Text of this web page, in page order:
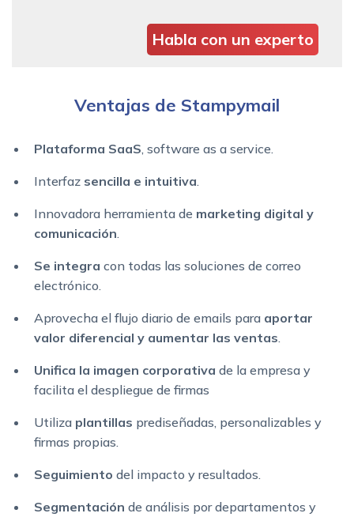
Habla con un experto
Ventajas de Stampymail
Plataforma SaaS , software as a service.
Interfaz sencilla e intuitiva
Innovadora herramienta de marketing digital y
comunicación
Se integra con todas las soluciones de correo
electrónico.
Aprovecha el flujo diario de emails para aportar
valor diferencial y aumentar las ventas
Unifica la imagen corporativa de la empresa y
facilita el despliegue de firmas
Utiliza plantillas prediseñadas, personalizables y
firmas propias.
Seguimiento del impacto y resultados.
Segmentación de análisis por departamentos y